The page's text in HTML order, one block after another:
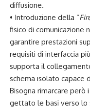
diffusione.
• Introduzione della “
fisico di comunicazione
garantire prestazioni
requisiti di interfaccia
supporta il
schema isolato capace
Bisogna rimarcare
gettato le basi verso lo